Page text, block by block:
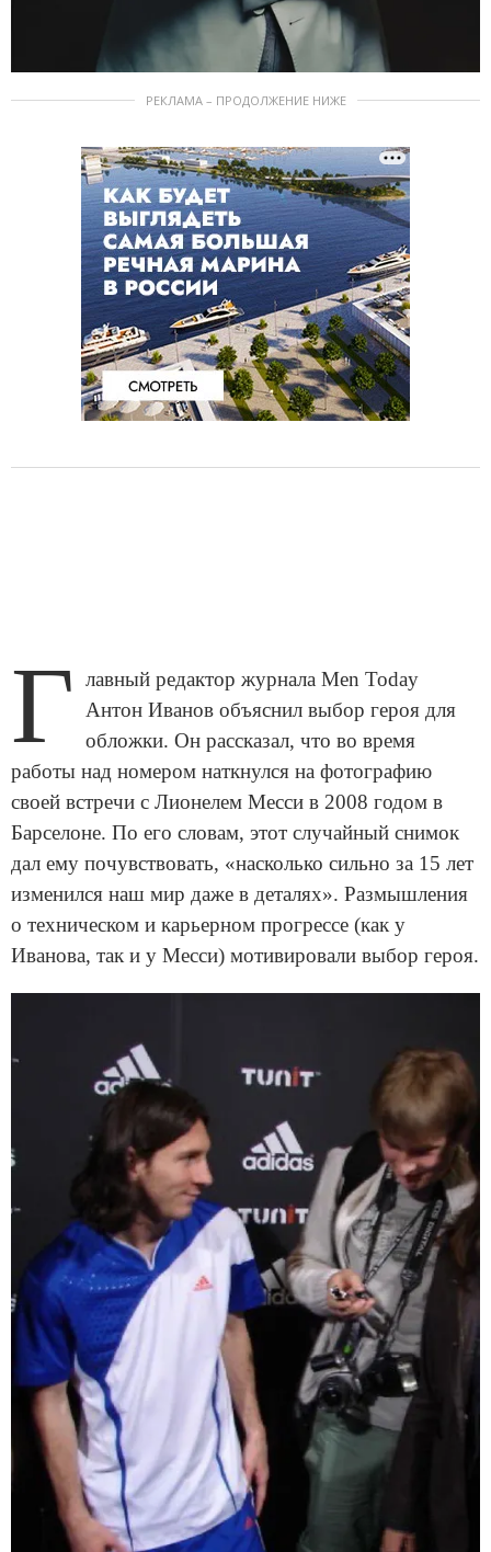
РЕКЛАМА – ПРОДОЛЖЕНИЕ НИЖЕ
Г
лавный редактор журнала Men Today
Антон Иванов объяснил выбор героя для
обложки. Он рассказал, что во время
работы над номером наткнулся на фотографию
своей встречи с Лионелем Месси в 2008 годом в
Барселоне. По его словам, этот случайный снимок
дал ему почувствовать, «насколько сильно за 15 лет
изменился наш мир даже в деталях». Размышления
о техническом и карьерном прогрессе (как у
Иванова, так и у Месси) мотивировали выбор героя.